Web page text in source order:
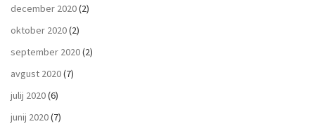
december 2020(2)
oktober 2020(2)
september 2020(2)
avgust 2020(7)
julij 2020(6)
junij 2020(7)